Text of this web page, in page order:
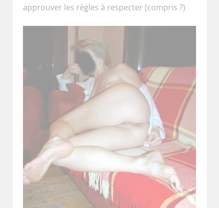
approuver les règles à respecter (compris ?)